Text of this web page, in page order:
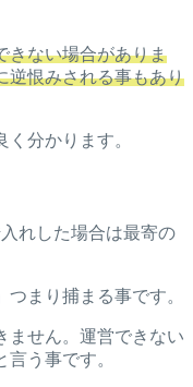
きない場合がありま
逆恨みされる事もあり
分かります。
れした場合は最寄の
まり捕まる事です。
ません。運営できない
う事です。